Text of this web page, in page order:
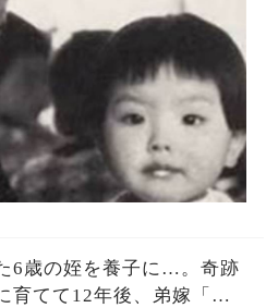
ると（続）
6歳の姪を養子に…。奇跡
育てて12年後、弟嫁「ず